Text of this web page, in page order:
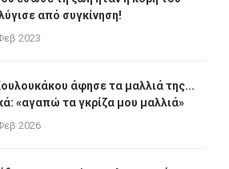
από συγκίνηση!
2023
άφησε τα μαλλιά της...
«αγαπώ τα γκρίζα μου μαλλιά»
2026